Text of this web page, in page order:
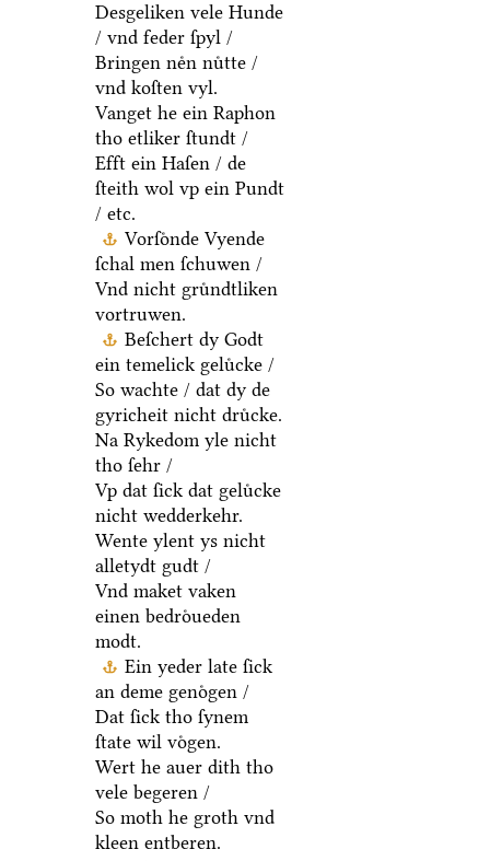
Desgeliken vele Hunde
/ vnd feder ſpyl /
Bringen neͤn nuͤtte /
vnd koſten vyl.
Vanget he ein Raphon
tho etliker ſtundt /
Efft ein Haſen / de
ſteith wol vp ein Pundt
/ etc.
Vorſoͤnde Vyende
ſchal men ſchuwen /
Vnd nicht gruͤndtliken
vortruwen.
Beſchert dy Godt
ein temelick geluͤcke /
So wachte / dat dy de
gyricheit nicht druͤcke.
Na Rykedom yle nicht
tho ſehr /
Vp dat ſick dat geluͤcke
nicht wedderkehr.
Wente ylent ys nicht
alletydt gudt /
Vnd maket vaken
einen bedroͤueden
modt.
Ein yeder late ſick
an deme genoͤgen /
Dat ſick tho ſynem
ſtate wil voͤgen.
Wert he auer dith tho
vele begeren /
So moth he groth vnd
kleen entberen.